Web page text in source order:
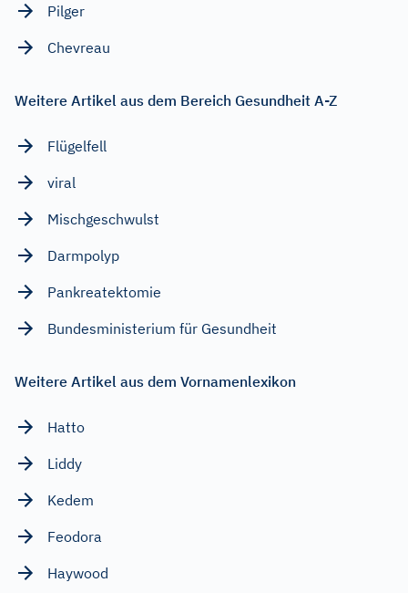
Pilger
Chevreau
Weitere Artikel aus dem Bereich Gesundheit A-Z
Flügelfell
viral
Mischgeschwulst
Darmpolyp
Pankreatektomie
Bundesministerium für Gesundheit
Weitere Artikel aus dem Vornamenlexikon
Hatto
Liddy
Kedem
Feodora
Haywood